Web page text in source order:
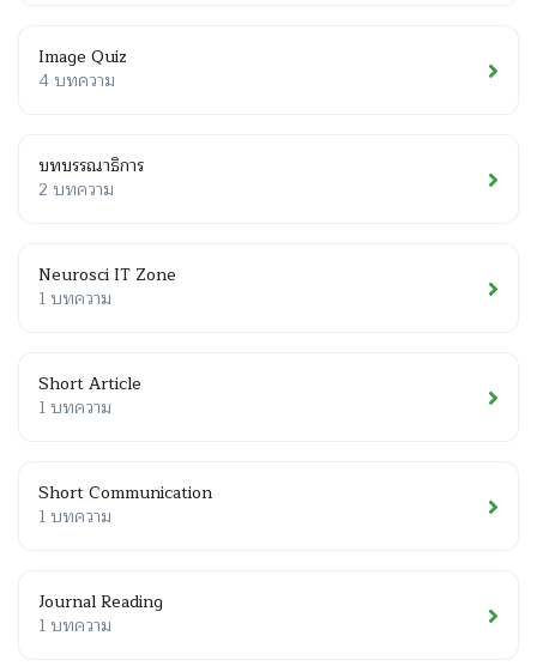
Image Quiz
4 บทความ
บทบรรณาธิการ
2 บทความ
Neurosci IT Zone
1 บทความ
Short Article
1 บทความ
Short Communication
1 บทความ
Journal Reading
1 บทความ